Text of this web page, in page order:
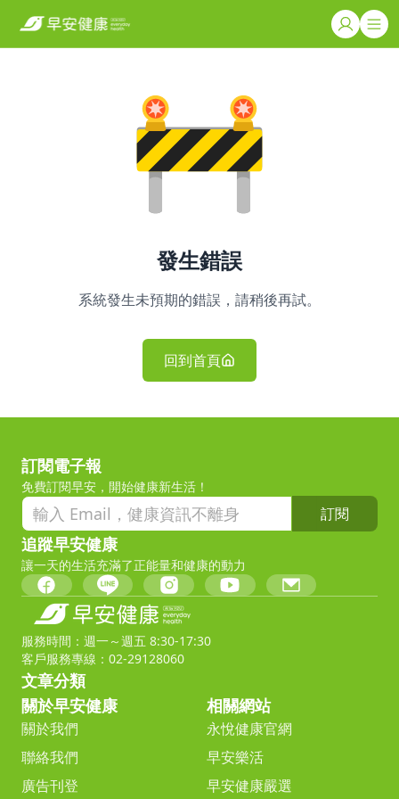
發生錯誤
系統發生未預期的錯誤，請稍後再試。
回到首頁
訂閱電子報
免費訂閱早安，開始健康新生活！
訂閱
追蹤早安健康
讓一天的生活充滿了正能量和健康的動力
服務時間：週一～週五 8:30-17:30
客戶服務專線：02-29128060
文章分類
關於早安健康
關於我們
聯絡我們
廣告刊登
相關網站
永悅健康官網
早安樂活
早安健康嚴選